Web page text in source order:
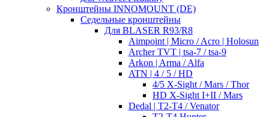
Кронштейны INNOMOUNT (DE)
Седельные кронштейны
Для BLASER R93/R8
Aimpoint | Micro / Acro | Holosun
Archer TVT | tsa-7 / tsa-9
Arkon | Arma / Alfa
ATN | 4 / 5 / HD
4/5 X-Sight / Mars / Thor
HD X-Sight I+II / Mars
Dedal | T2-T4 / Venator